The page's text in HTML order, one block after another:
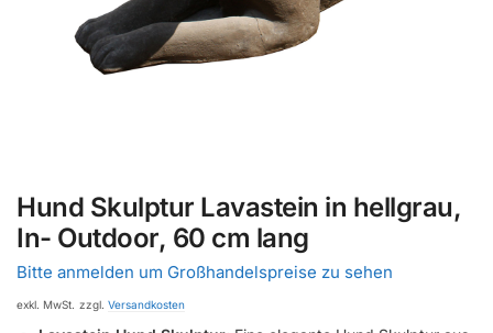
Hund Skulptur Lavastein in hellgrau,
In- Outdoor, 60 cm lang
Bitte anmelden um Großhandelspreise zu sehen
exkl. MwSt. zzgl. Versandkosten